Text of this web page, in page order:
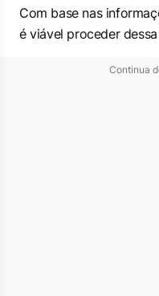
Com base nas
é viável proceder dessa
Continua